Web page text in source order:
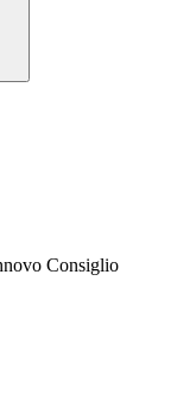
Consiglio